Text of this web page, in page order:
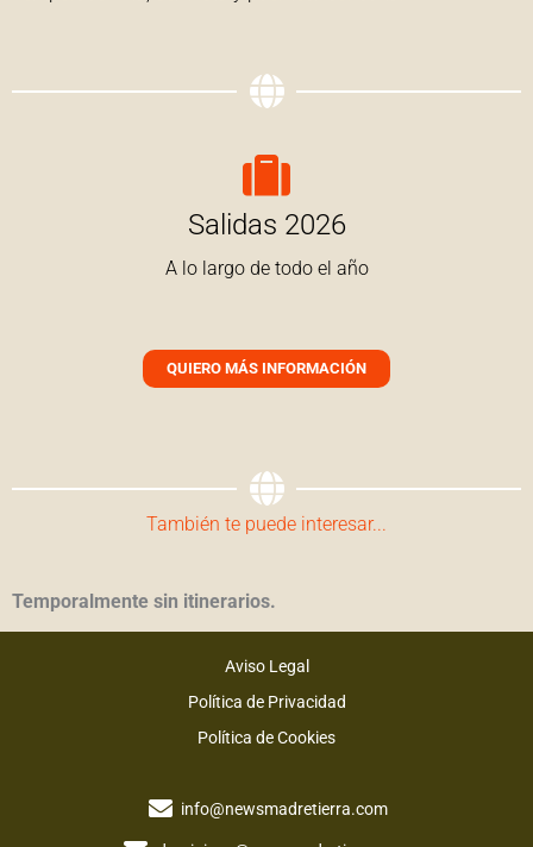
Salidas 2026
A lo largo de todo el año
QUIERO MÁS INFORMACIÓN
También te puede interesar...
Temporalmente sin itinerarios.
Aviso Legal
Política de Privacidad
Política de Cookies
info@newsmadretierra.com